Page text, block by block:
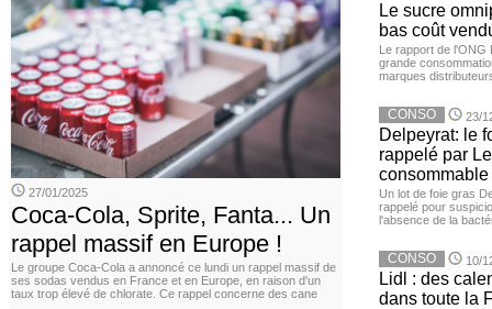
27/01/2025
Coca-Cola, Sprite, Fanta... Un
rappel massif en Europe !
Le groupe Coca-Cola a annoncé ce lundi un rappel massif de
ses sodas vendus en France et en Europe, en raison d'un
taux trop élevé de chlorate. Ce rappel concerne des cane
Le sucre
bas coût
Le rapport de l'ONG
grande
marques
CONSO 23/
Delpeyrat: le
rappelé par
consommable
Un lot de foie gras
rappelé pour
l'absence de la
CONSO 10/
Lidl : des
dans toute la